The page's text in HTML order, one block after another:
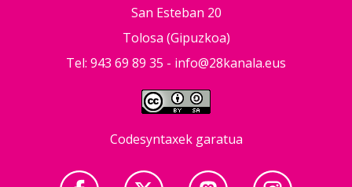
San Esteban 20
Tolosa (Gipuzkoa)
Tel: 943 69 89 35 - info@28kanala.eus
Codesyntaxek garatua